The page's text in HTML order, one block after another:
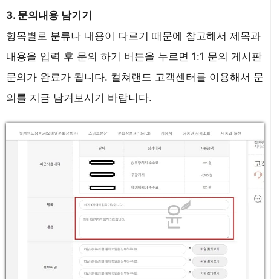
3. 문의내용 남기기
항목별로 분류나 내용이 다르기 때문에 참고해서 제목과
내용을 입력 후 문의 하기 버튼을 누르면 1:1 문의 게시판
문의가 완료가 됩니다. 컬쳐랜드 고객센터를 이용해서 문
의를 지금 남겨보시기 바랍니다.